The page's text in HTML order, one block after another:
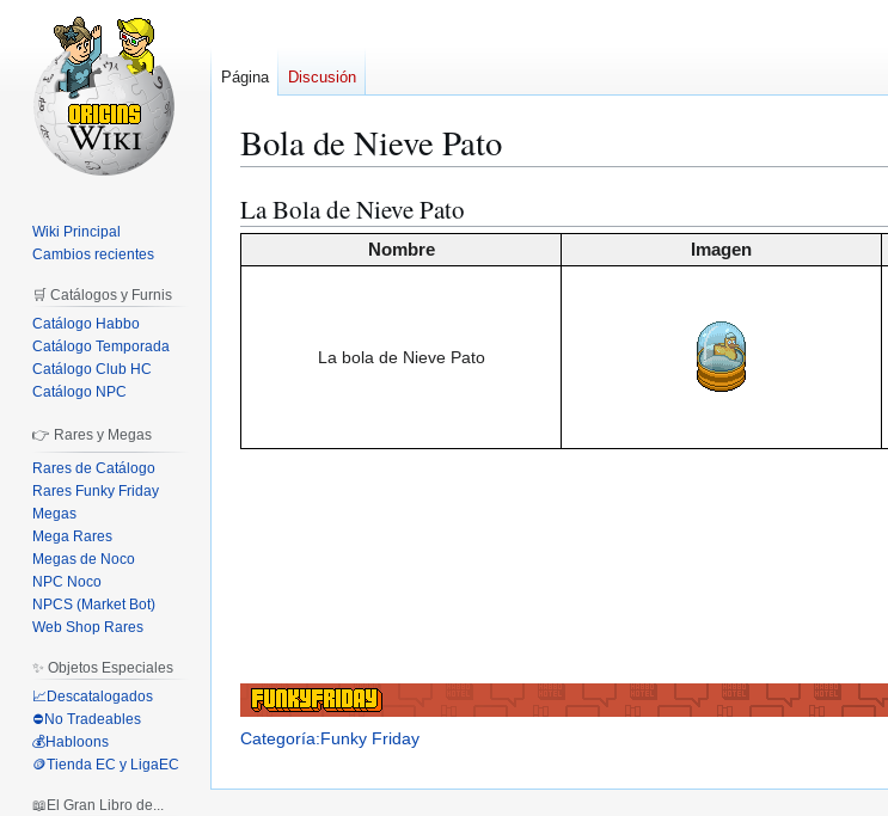
Bola de Nieve Pato
Ir
a
Ir
a
La Bola de Nieve Pato
Nombre Imagen
La bola de Nieve Pato
Categoría:Funky Friday
Página Discusión
Wiki Principal
Cambios recientes
🛒 Catálogos y Furnis
Catálogo Habbo
Catálogo Temporada
Catálogo Club HC
Catálogo NPC
👉 Rares y Megas
Rares de Catálogo
Rares Funky Friday
Megas
Mega Rares
Megas de Noco
NPC Noco
NPCS (Market Bot)
Web Shop Rares
✨ Objetos Especiales
📈Descatalogados
⛔No Tradeables
💰Habloons
🪙Tienda EC y LigaEC
📖El Gran Libro de...